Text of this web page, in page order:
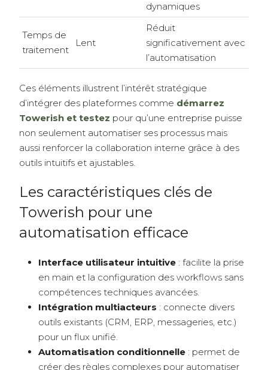
dynamiques
Temps de
traitement
Lent
Réduit
significativement avec
l’automatisation
Ces éléments illustrent l’intérêt stratégique
d’intégrer des plateformes comme démarrez
Towerish et testez pour qu’une entreprise puisse
non seulement automatiser ses processus mais
aussi renforcer la collaboration interne grâce à des
outils intuitifs et ajustables.
Les caractéristiques clés de
Towerish pour une
automatisation efficace
Interface utilisateur intuitive : facilite la prise
en main et la configuration des workflows sans
compétences techniques avancées.
Intégration multiacteurs : connecte divers
outils existants (CRM, ERP, messageries, etc.)
pour un flux unifié.
Automatisation conditionnelle : permet de
créer des règles complexes pour automatiser